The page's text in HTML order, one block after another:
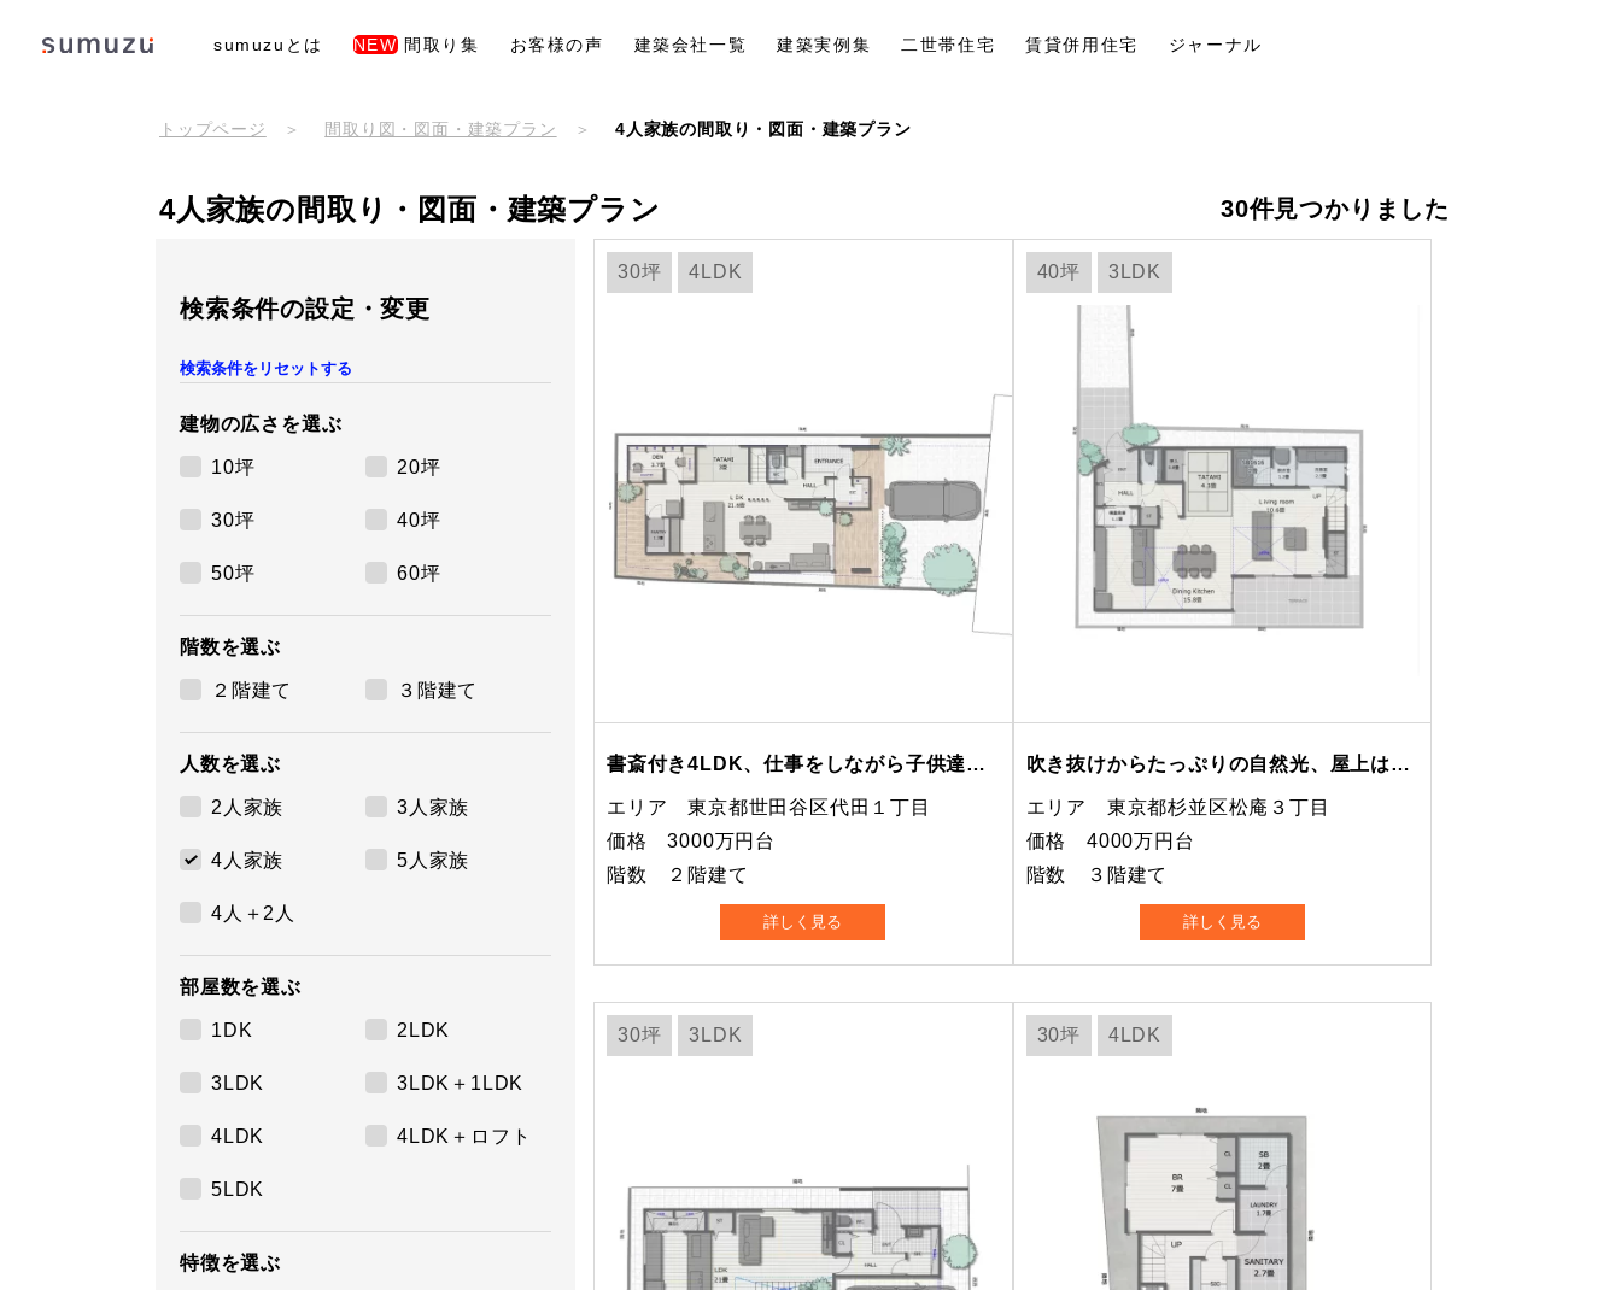
sumuzuとは NEW間取り集 お客様の声 建築会社一覧 建築実例集 二世帯住宅 賃貸併用住宅 ジャーナル
トップページ 間取り図・図面・建築プラン 4人家族の間取り・図面・建築プラン
4人家族の間取り・図面・建築プラン 30件見つかりました
30坪 4LDK
書斎付き4LDK、仕事をしながら子供達を見守れる空間
エリア 東京都世田谷区代田１丁目
価格 3000万円台
階数 ２階建て
詳しく見る
40坪 3LDK
吹き抜けからたっぷりの自然光、屋上は18帖のバルコニーで風通しの良い間取り
エリア 東京都杉並区松庵３丁目
価格 4000万円台
階数 ３階建て
詳しく見る
30坪 3LDK 30坪 4LDK
検索条件の設定・変更
建物の広さを選ぶ
10坪 20坪
30坪 40坪
50坪 60坪
階数を選ぶ
２階建て ３階建て
人数を選ぶ
2人家族 3人家族
4人家族 5人家族
4人＋2人
部屋数を選ぶ
1DK 2LDK
3LDK 3LDK＋1LDK
4LDK 4LDK＋ロフト
5LDK
特徴を選ぶ